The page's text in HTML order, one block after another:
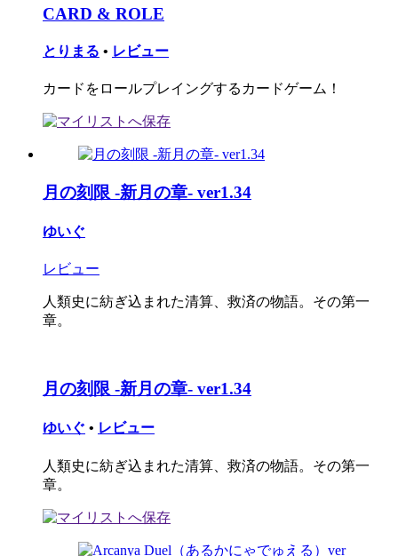
CARD & ROLE
とりまる • レビュー
カードをロールプレイングするカードゲーム！
月の刻限 -新月の章- ver1.34
ゆいぐ
レビュー
人類史に紡ぎ込まれた清算、救済の物語。その第一
章。
月の刻限 -新月の章- ver1.34
ゆいぐ • レビュー
人類史に紡ぎ込まれた清算、救済の物語。その第一
章。